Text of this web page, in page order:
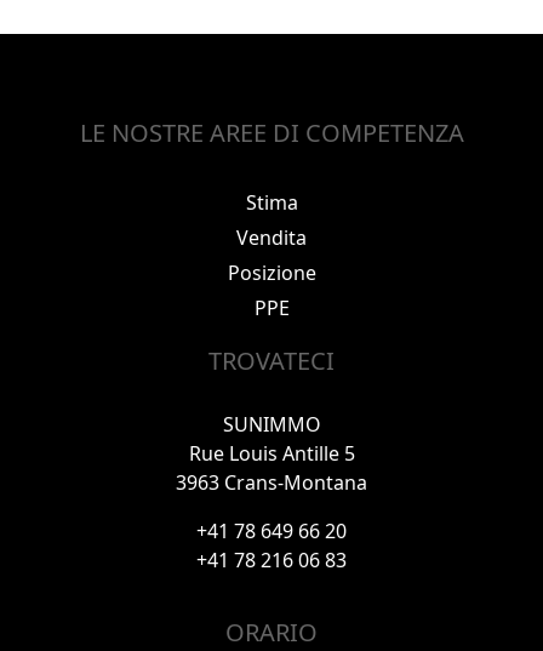
LE NOSTRE AREE DI COMPETENZA
Stima
Vendita
Posizione
PPE
TROVATECI
SUNIMMO
Rue Louis Antille 5
3963 Crans-Montana
+41 78 649 66 20
+41 78 216 06 83
ORARIO